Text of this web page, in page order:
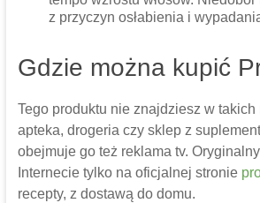
z przyczyn osłabienia i
Gdzie można kupić
Tego produktu nie znajdziesz w
apteka, drogeria czy sklep z
obejmuje go też reklama tv.
Internecie tylko na oficjalnej stronie
recepty, z dostawą do domu.